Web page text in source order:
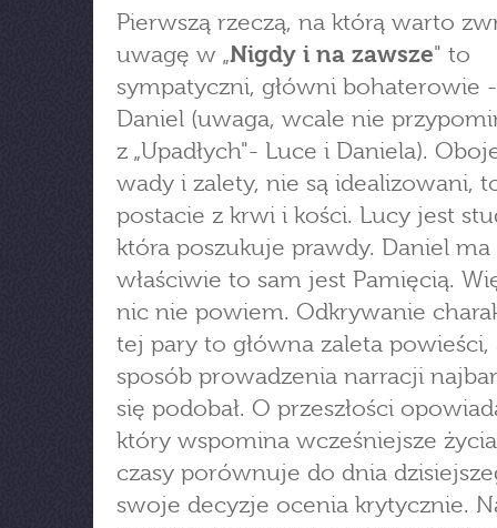
Pierwszą rzeczą, na którą warto
uwagę w „Nigdy i na zawsze" to
sympatyczni, główni bohaterowie
Daniel (uwaga, wcale nie
z „Upadłych"- Luce i Daniela).
wady i zalety, nie są idealizowani,
postacie z krwi i kości. Lucy jest
która poszukuje prawdy. Daniel ma
właściwie to sam jest Pamięcią.
nic nie powiem. Odkrywanie
tej pary to główna zaleta powieści,
sposób prowadzenia narracji
się podobał. O przeszłości
który wspomina wcześniejsze
czasy porównuje do dnia
swoje decyzje ocenia krytycznie.